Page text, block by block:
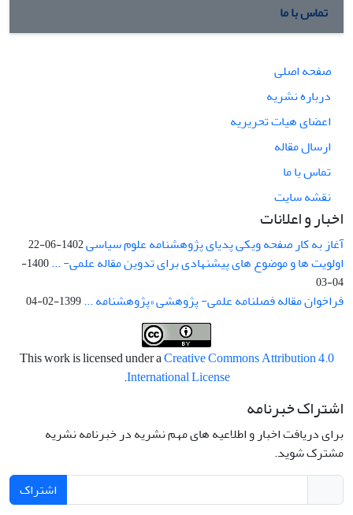
تماس با ما
صفحه اصلی
درباره نشریه
اعضای هیات تحریریه
ارسال مقاله
تماس با ما
نقشه سایت
اخبار و اعلانات
آغاز به کار صفحه ویکی پدیای پژوهشنامه علوم سیاسی1402-06-22
اولویت ها و موضوع های پیشنهادی برای تدوین مقاله علمی- ...
1400-
04-03
فراخوان مقاله فصلنامه علمی- پژوهشی «پژوهشنامه ...1399-02-04
This work is licensed under aCreative Commons Attribution 4.0
International License
.
اشتراک خبرنامه
برای دریافت اخبار و اطلاعیه های مهم نشریه در خبرنامه نشریه
مشترک شوید.
اشتراک